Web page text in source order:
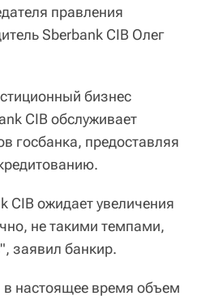
правления
Sberbank CIB Олег
бизнес
CIB обслуживает
госбанка, предоставляя
CIB ожидает увеличения
не такими темпами,
заявил банкир.
настоящее время объем